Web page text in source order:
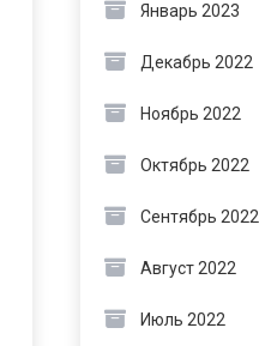
Январь 2023
Декабрь 2022
Ноябрь 2022
Октябрь 2022
Сентябрь 2022
Август 2022
Июль 2022